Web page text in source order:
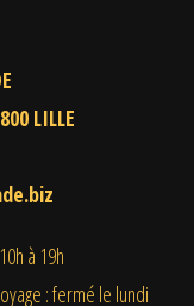
LILLE
à 19h
: fermé le lundi